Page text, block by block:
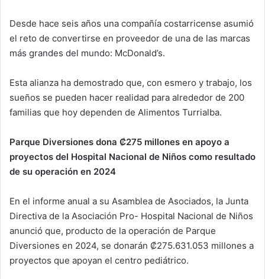
Desde hace seis años una compañía costarricense asumió
el reto de convertirse en proveedor de una de las marcas
más grandes del mundo: McDonald’s.
Esta alianza ha demostrado que, con esmero y trabajo, los
sueños se pueden hacer realidad para alrededor de 200
familias que hoy dependen de Alimentos Turrialba.
Parque Diversiones dona ₡275 millones en apoyo a
proyectos del Hospital Nacional de Niños como resultado
de su operación en 2024
En el informe anual a su Asamblea de Asociados, la Junta
Directiva de la Asociación Pro- Hospital Nacional de Niños
anunció que, producto de la operación de Parque
Diversiones en 2024, se donarán ₡275.631.053 millones a
proyectos que apoyan el centro pediátrico.